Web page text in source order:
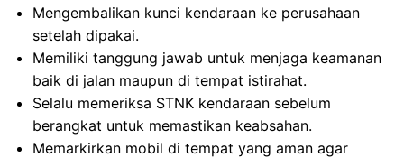
Mengembalikan kunci kendaraan ke perusahaan
setelah dipakai.
Memiliki tanggung jawab untuk menjaga keamanan
baik di jalan maupun di tempat istirahat.
Selalu memeriksa STNK kendaraan sebelum
berangkat untuk memastikan keabsahan.
Memarkirkan mobil di tempat yang aman agar